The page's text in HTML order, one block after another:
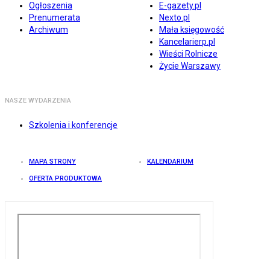
Ogłoszenia
Prenumerata
Archiwum
E-gazety.pl
Nexto.pl
Mała księgowość
Kancelarierp.pl
Wieści Rolnicze
Życie Warszawy
NASZE WYDARZENIA
Szkolenia i konferencje
MAPA STRONY KALENDARIUM
OFERTA PRODUKTOWA